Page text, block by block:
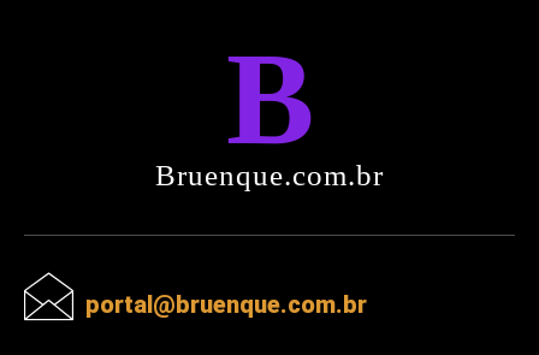
B
Bruenque.com.br
portal@bruenque.com.br